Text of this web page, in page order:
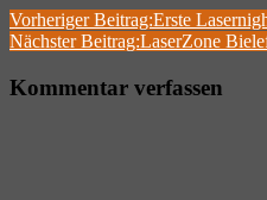
Vorheriger Beitrag:Erste
Nächster Beitrag:LaserZone
Kommentar verfassen